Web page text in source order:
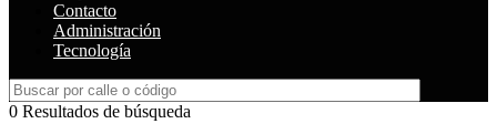
Contacto
Administración
Tecnología
0 Resultados de búsqueda